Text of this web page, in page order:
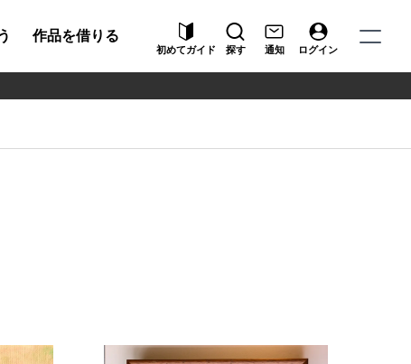
作品を借りる
初めてガイド 探す 通知 ログイン